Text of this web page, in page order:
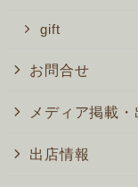
gift
お問合せ
メディア掲載
出店情報